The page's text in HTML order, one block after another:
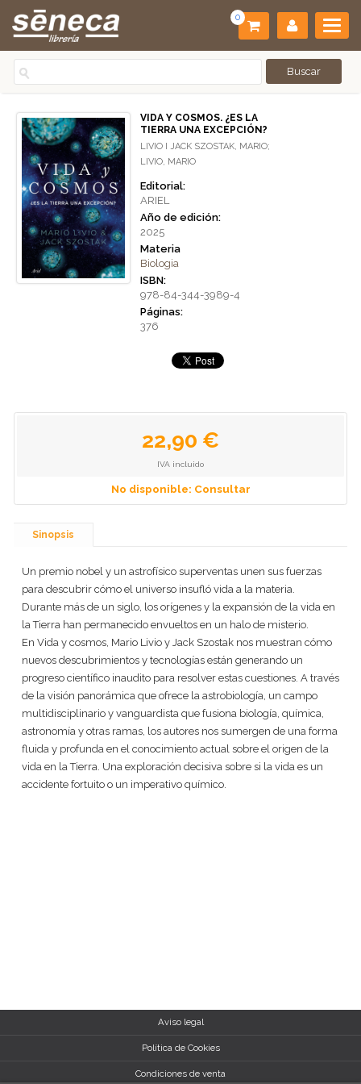
0
VIDA Y COSMOS. ¿ES LA
TIERRA UNA EXCEPCIÓN?
LIVIO I JACK SZOSTAK, MARIO;
LIVIO, MARIO
Editorial:
ARIEL
Año de edición:
2025
Materia
Biologia
ISBN:
978-84-344-3989-4
Páginas:
376
22,90 €
IVA incluido
No disponible: Consultar
Sinopsis
Un premio nobel y un astrofísico superventas unen sus fuerzas
para descubrir cómo el universo insufló vida a la materia.
Durante más de un siglo, los orígenes y la expansión de la vida en
la Tierra han permanecido envueltos en un halo de misterio.
En Vida y cosmos, Mario Livio y Jack Szostak nos muestran cómo
nuevos descubrimientos y tecnologías están generando un
progreso científico inaudito para resolver estas cuestiones. A través
de la visión panorámica que ofrece la astrobiología, un campo
multidisciplinario y vanguardista que fusiona biología, química,
astronomía y otras ramas, los autores nos sumergen de una forma
fluida y profunda en el conocimiento actual sobre el origen de la
vida en la Tierra. Una exploración decisiva sobre si la vida es un
accidente fortuito o un imperativo químico.
Aviso legal
Política de Cookies
Condiciones de venta